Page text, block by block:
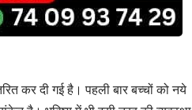
कर दी गई है। पहली बार बच्चों को नये